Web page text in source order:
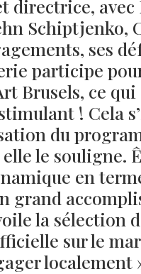
directrice,
Schiptjenko,
ses
participe
Brusels, ce qui
! Cela
du
le souligne.
en
grand
la sélection
sur le
localement
Né un 2 juillet